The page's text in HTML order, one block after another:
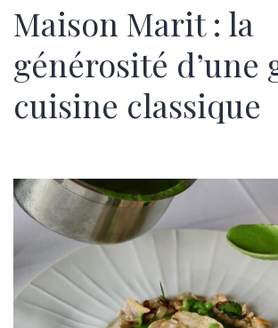
Maison Marit : la
générosité d’une
cuisine classique